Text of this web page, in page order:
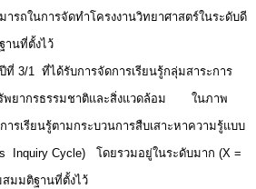
รถในการจัดทำโครงงานวิทยาศาสตร์ในระดับดี
านที่ตั้งไว้
3/1 ที่ได้รับการจัดการเรียนรู้กลุ่มสาระการ
รัพยากรธรรมชาติและสิ่งแวดล้อม ในภาพ
รเรียนรู้ตามกระบวนการสืบเสาะหาความรู้แบบ
Inquiry Cycle) โดยรวมอยู่ในระดับมาก (X =
สมมติฐานที่ตั้งไว้